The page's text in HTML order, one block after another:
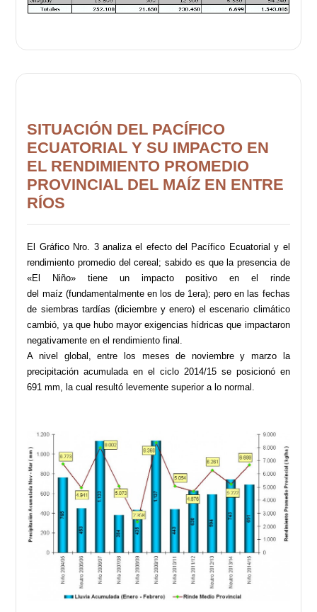
SITUACIÓN DEL PACÍFICO
ECUATORIAL Y SU IMPACTO EN
EL RENDIMIENTO PROMEDIO
PROVINCIAL DEL MAÍZ EN ENTRE
RÍOS
El Gráfico Nro. 3 analiza el efecto del Pacífico Ecuatorial y el
rendimiento promedio del cereal; sabido es que la presencia de
«El Niño» tiene un impacto positivo en el rinde
del maíz (fundamentalmente en los de 1era); pero en las fechas
de siembras tardías (diciembre y enero) el escenario climático
cambió, ya que hubo mayor exigencias hídricas que impactaron
negativamente en el rendimiento final.
A nivel global, entre los meses de noviembre y marzo la
precipitación acumulada en el ciclo 2014/15 se posicionó en
691 mm, la cual resultó levemente superior a lo normal.